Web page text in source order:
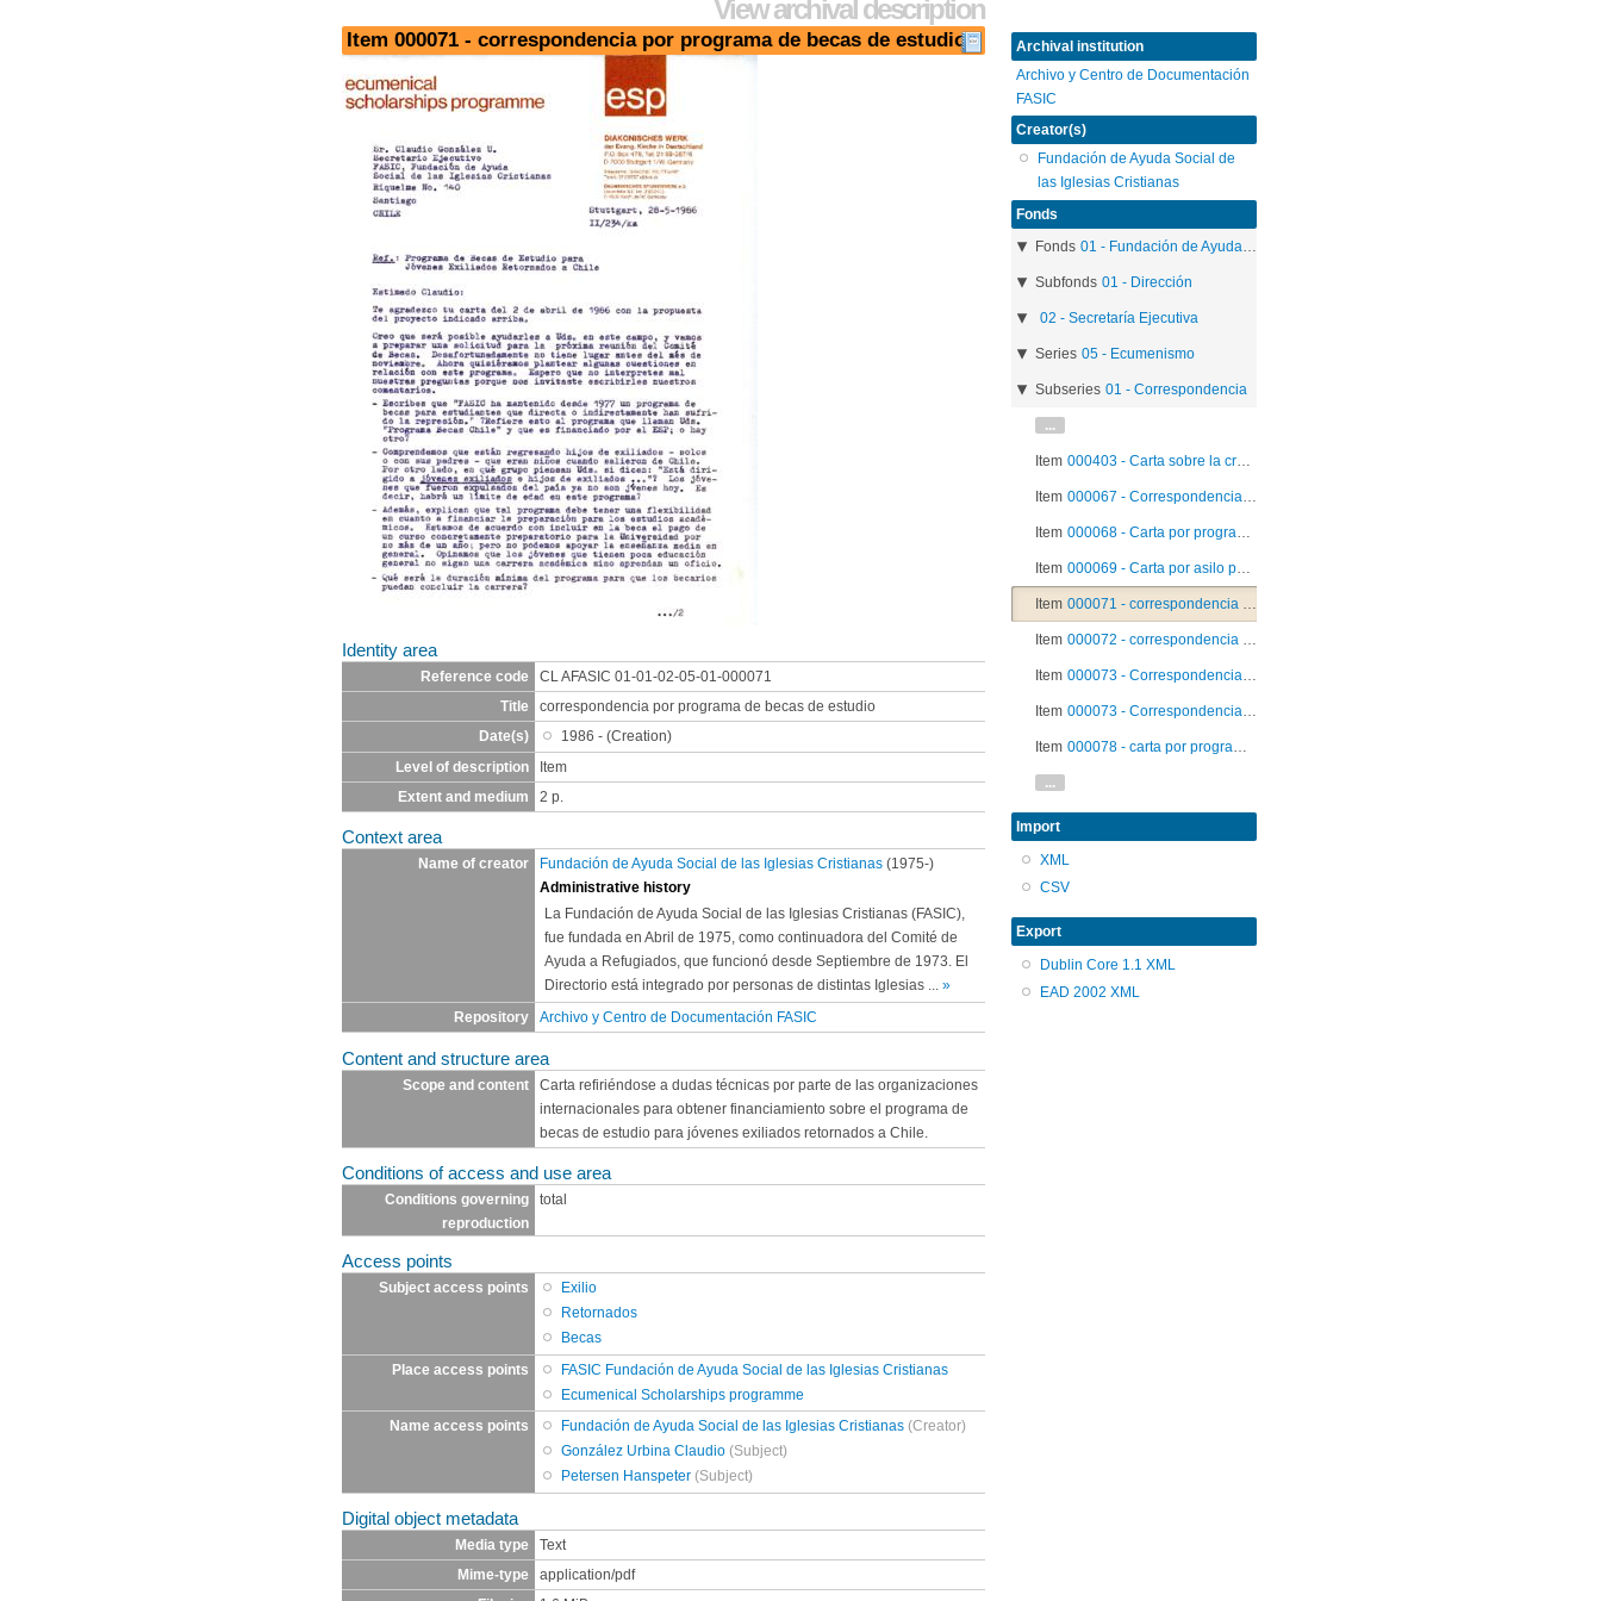
View archival description
Item 000071 - correspondencia por programa de becas de estudio
Identity area
Reference code
CL AFASIC 01-01-02-05-01-000071
Title
correspondencia por programa de becas de estudio
Date(s)
1986 - (Creation)
Level of description
Item
Extent and medium
2 p.
Context area
Name of creator Fundación de Ayuda Social de las Iglesias Cristianas (1975-)
Administrative history
La Fundación de Ayuda Social de las Iglesias Cristianas (FASIC),
fue fundada en Abril de 1975, como continuadora del Comité de
Ayuda a Refugiados, que funcionó desde Septiembre de 1973. El
Directorio está integrado por personas de distintas Iglesias ... »
Repository
Archivo y Centro de Documentación FASIC
Content and structure area
Scope and content
Carta refiriéndose a dudas técnicas por parte de las organizaciones
internacionales para obtener financiamiento sobre el programa de
becas de estudio para jóvenes exiliados retornados a Chile.
Conditions of access and use area
Conditions governing
reproduction
total
Access points
Subject access points
Exilio
Retornados
Becas
Place access points
FASIC Fundación de Ayuda Social de las Iglesias Cristianas
Ecumenical Scholarships programme
Name access points
Fundación de Ayuda Social de las Iglesias Cristianas (Creator)
González Urbina Claudio (Subject)
Petersen Hanspeter (Subject)
Digital object metadata
Media type
Text
Mime-type
application/pdf
Archival institution
Archivo y Centro de Documentación
FASIC
Creator(s)
Fundación de Ayuda Social de
las Iglesias Cristianas
Fonds
Fonds 01 - Fundación de Ayuda Social de las Iglesias Cristianas
Subfonds 01 - Dirección
02 - Secretaría Ejecutiva
Series 05 - Ecumenismo
Subseries 01 - Correspondencia
...
Item 000403 - Carta sobre la creación de la Fundación de Ayuda Social para las Iglesias Cristianas
Item 000067 - Correspondencia por programa de becas
Item 000068 - Carta por programa de becas
Item 000069 - Carta por asilo político
Item 000071 - correspondencia por programa de becas de estudio
Item 000072 - correspondencia por extensión de presupuesto para becas
Item 000073 - Correspondencia por concesión de fondos
Item 000073 - Correspondencia por concesión de fondos de emergencia
Item 000078 - carta por programa de retorno
...
Import
XML
CSV
Export
Dublin Core 1.1 XML
EAD 2002 XML